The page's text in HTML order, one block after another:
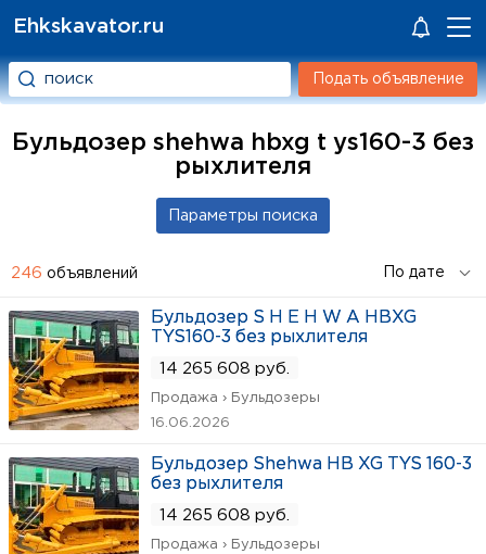
Ehkskavator.ru
Подать объявление
Бульдозер shehwa hbxg t ys160-3 без
рыхлителя
246 объявлений
Бульдозер S H E H W A HBXG
TYS160-3 без рыхлителя
14 265 608 руб.
Продажа › Бульдозеры
16.06.2026
Бульдозер Shehwa HB XG TYS 160-3
без рыхлителя
14 265 608 руб.
Продажа › Бульдозеры